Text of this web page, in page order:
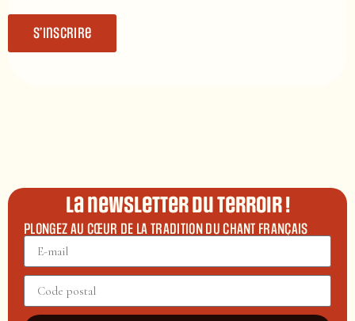
S’inscrire
La newsletter du terroir !
PLONGEZ AU CŒUR DE LA TRADITION DU CHANT FRANÇAIS